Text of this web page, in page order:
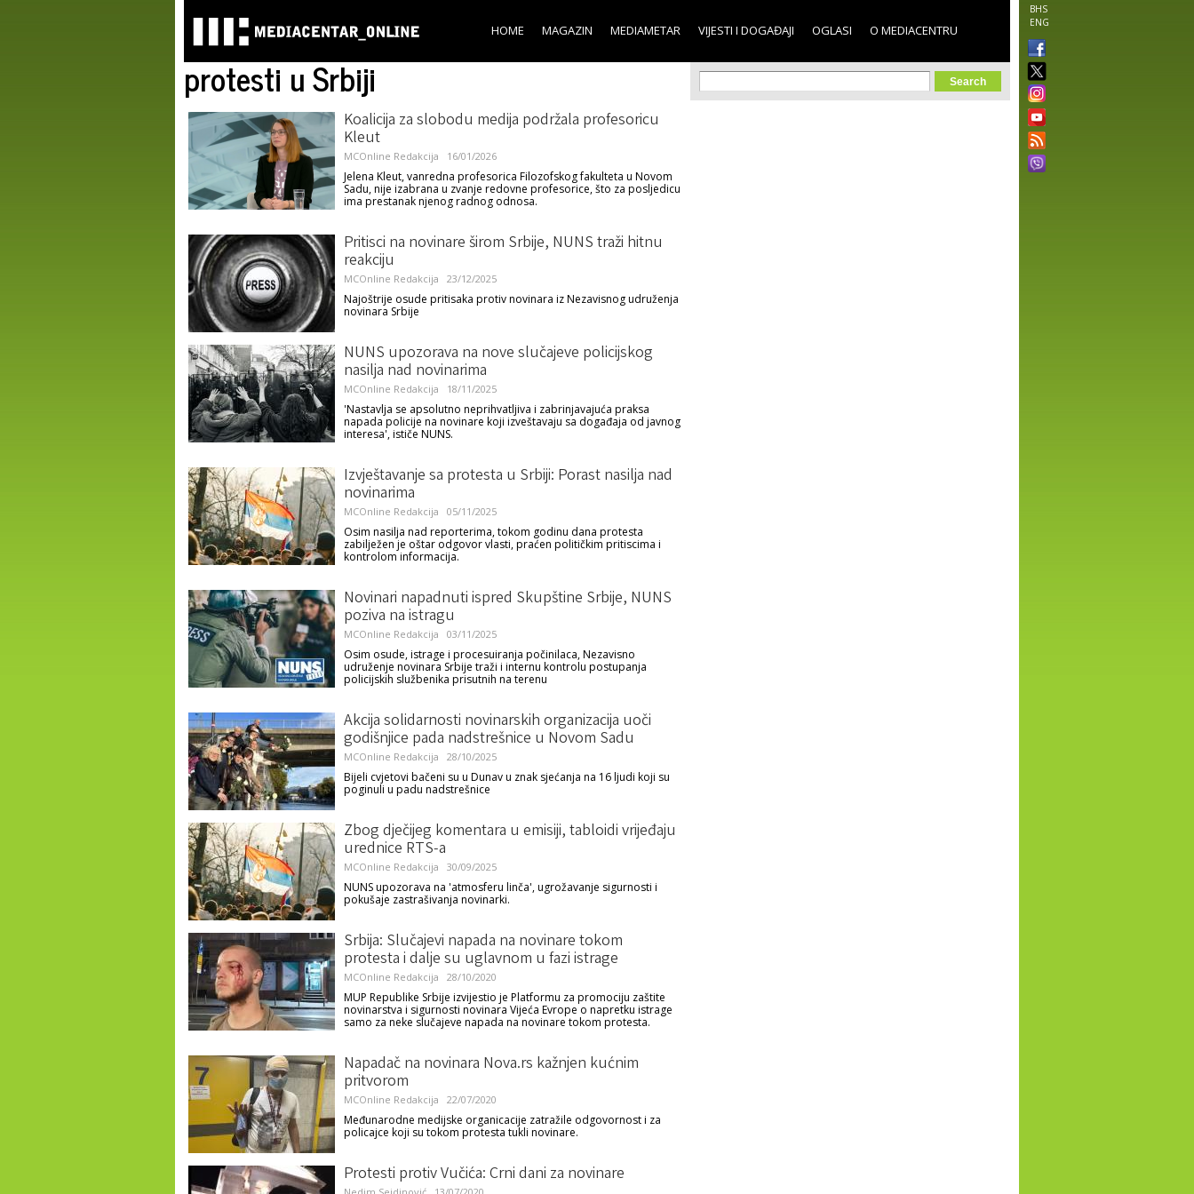
main
content
BHS
ENG
HOME MAGAZIN MEDIAMETAR VIJESTI I DOGAĐAJI OGLASI O MEDIACENTRU
protesti u Srbiji
Koalicija za slobodu medija podržala profesoricu
Kleut
MCOnline Redakcija 16/01/2026
Jelena Kleut, vanredna profesorica Filozofskog fakulteta u Novom
Sadu, nije izabrana u zvanje redovne profesorice, što za posljedicu
ima prestanak njenog radnog odnosa.
Pritisci na novinare širom Srbije, NUNS traži hitnu
reakciju
MCOnline Redakcija 23/12/2025
Najoštrije osude pritisaka protiv novinara iz Nezavisnog udruženja
novinara Srbije
NUNS upozorava na nove slučajeve policijskog
nasilja nad novinarima
MCOnline Redakcija 18/11/2025
'Nastavlja se apsolutno neprihvatljiva i zabrinjavajuća praksa
napada policije na novinare koji izveštavaju sa događaja od javnog
interesa', ističe NUNS.
Izvještavanje sa protesta u Srbiji: Porast nasilja nad
novinarima
MCOnline Redakcija 05/11/2025
Osim nasilja nad reporterima, tokom godinu dana protesta
zabilježen je oštar odgovor vlasti, praćen političkim pritiscima i
kontrolom informacija.
Novinari napadnuti ispred Skupštine Srbije, NUNS
poziva na istragu
MCOnline Redakcija 03/11/2025
Osim osude, istrage i procesuiranja počinilaca, Nezavisno
udruženje novinara Srbije traži i internu kontrolu postupanja
policijskih službenika prisutnih na terenu
Akcija solidarnosti novinarskih organizacija uoči
godišnjice pada nadstrešnice u Novom Sadu
MCOnline Redakcija 28/10/2025
Bijeli cvjetovi bačeni su u Dunav u znak sjećanja na 16 ljudi koji su
poginuli u padu nadstrešnice
Zbog dječijeg komentara u emisiji, tabloidi vrijeđaju
urednice RTS-a
MCOnline Redakcija 30/09/2025
NUNS upozorava na 'atmosferu linča', ugrožavanje sigurnosti i
pokušaje zastrašivanja novinarki.
Srbija: Slučajevi napada na novinare tokom
protesta i dalje su uglavnom u fazi istrage
MCOnline Redakcija 28/10/2020
MUP Republike Srbije izvijestio je Platformu za promociju zaštite
novinarstva i sigurnosti novinara Vijeća Evrope o napretku istrage
samo za neke slučajeve napada na novinare tokom protesta.
Napadač na novinara Nova.rs kažnjen kućnim
pritvorom
MCOnline Redakcija 22/07/2020
Međunarodne medijske organicacije zatražile odgovornost i za
policajce koji su tokom protesta tukli novinare.
Protesti protiv Vučića: Crni dani za novinare
Search form
Search